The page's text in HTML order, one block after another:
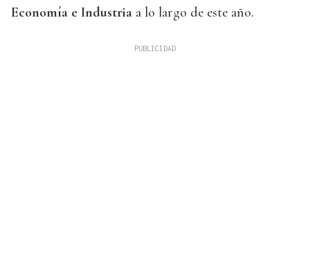
Economía e Industria a lo largo de este año.